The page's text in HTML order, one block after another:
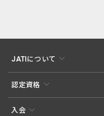
JATIについて
認定資格
入会